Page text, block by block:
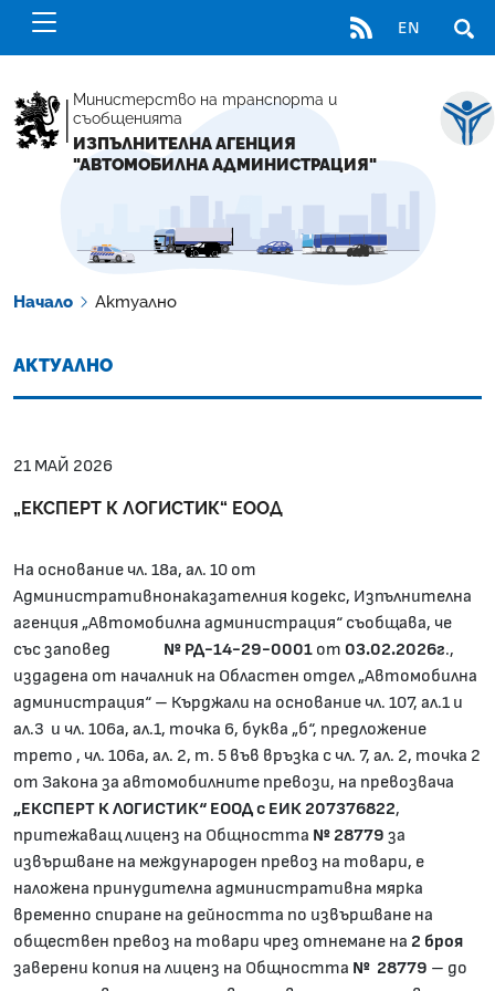
RSS EN
Министерство на транспорта и
съобщенията
ИЗПЪЛНИТЕЛНА АГЕНЦИЯ
"АВТОМОБИЛНА АДМИНИСТРАЦИЯ"
Начало Актуално
АКТУАЛНО
21 МАЙ 2026
„ЕКСПЕРТ К ЛОГИСТИК“ ЕООД
На основание чл. 18а, ал. 10 от
Административнонаказателния кодекс, Изпълнителна
агенция „Автомобилна администрация“ съобщава, че
със заповед № РД-14-29-0001 от 03.02.2026г.,
издадена от началник на Областен отдел „Автомобилна
администрация“ – Кърджали на основание чл. 107, ал.1 и
ал.3 и чл. 106а, ал.1, точка 6, буква „б“, предложение
трето , чл. 106а, ал. 2, т. 5 във връзка с чл. 7, ал. 2, точка 2
от Закона за автомобилните превози, на превозвача
„ЕКСПЕРТ К ЛОГИСТИК“ ЕООД с ЕИК 207376822,
притежаващ лиценз на Общността № 28779 за
извършване на международен превоз на товари, е
наложена принудителна административна мярка
временно спиране на дейността по извършване на
обществен превоз на товари чрез отнемане на 2 броя
заверени копия на лиценз на Общността № 28779 – до